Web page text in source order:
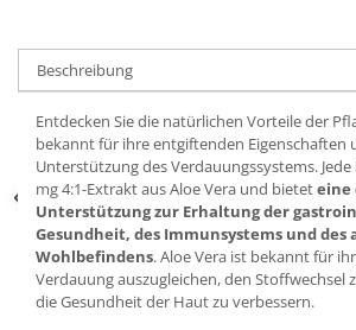
Beschreibung
Entdecken Sie die natürlichen Vorteile der
bekannt für ihre entgiftenden Eigenschaften
Unterstützung des Verdauungssystems.
mg 4:1-Extrakt aus Aloe Vera und bieteteine
Unterstützung zur Erhaltung der
Gesundheit, des Immunsystems und des
Wohlbefindens. Aloe Vera ist bekannt für
Verdauung auszugleichen, den Stoffwechsel
die Gesundheit der Haut zu verbessern.